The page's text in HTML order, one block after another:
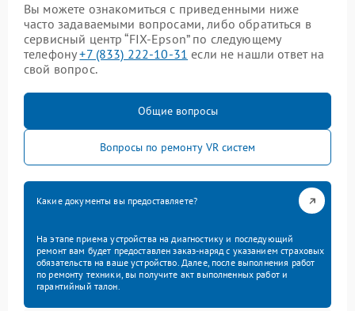
Вы можете ознакомиться с приведенными ниже
часто задаваемыми вопросами, либо обратиться в
сервисный центр “FIX-Epson” по следующему
телефону+7 (833) 222-10-31 если не нашли ответ на
свой вопрос.
Общие вопросы
Вопросы по ремонту VR систем
Какие документы вы предоставляете?
На этапе приема устройства на диагностику и последующий
ремонт вам будет предоставлен заказ-наряд с указанием страховых
обязательств на ваше устройство. Далее, после выполнения работ
по ремонту техники, вы получите акт выполненных работ и
гарантийный талон.